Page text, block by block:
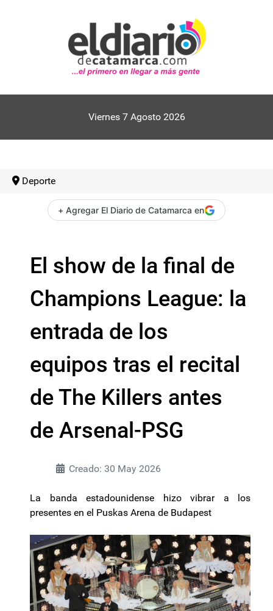
Viernes 7 Agosto 2026
Deporte
+ Agregar El Diario de Catamarca en
El show de la final de
Champions League: la
entrada de los
equipos tras el recital
de The Killers antes
de Arsenal-PSG
Creado: 30 May 2026
La banda estadounidense hizo vibrar a los
presentes en el Puskas Arena de Budapest